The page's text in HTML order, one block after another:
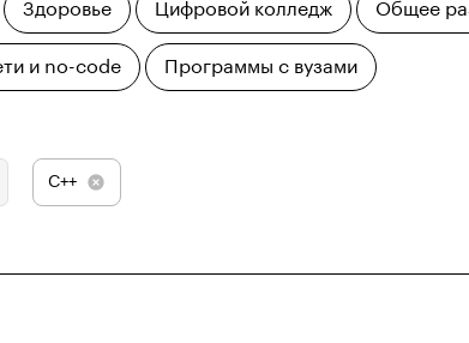
Здоровье Цифровой колледж Общее
и no-code Программы с вузами
C++